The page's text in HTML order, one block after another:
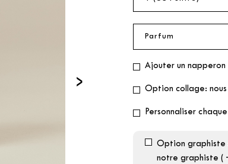
›
Ajouter un
Option collage:
Personnaliser
Option graphiste
notre graphiste (